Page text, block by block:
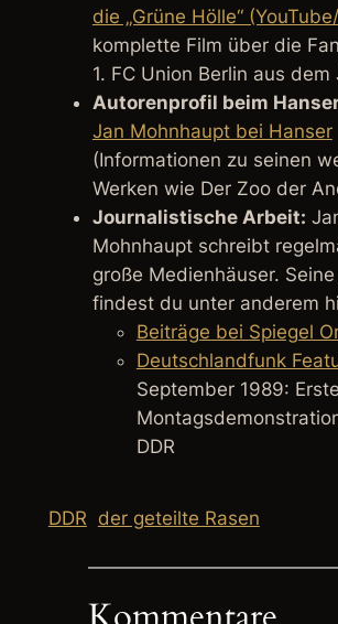
die „Grüne Hölle“
komplette Film über die
1. FC Union Berlin aus dem
Autorenprofil beim
Jan Mohnhaupt bei Hanser
(Informationen zu seinen
Werken wie Der Zoo der
Journalistische Arbeit:
Mohnhaupt schreibt
große Medienhäuser.
findest du unter anderem
Beiträge bei Spiegel
Deutschlandfunk
September 1989: Erste
DDR
DDR der geteilte Rasen